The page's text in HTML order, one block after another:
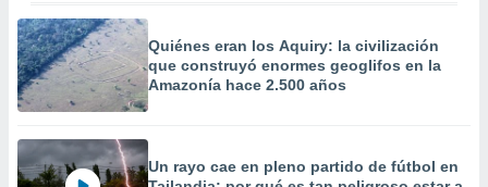
Quiénes eran los Aquiry: la civilización
que construyó enormes geoglifos en la
Amazonía hace 2.500 años
Un rayo cae en pleno partido de fútbol en